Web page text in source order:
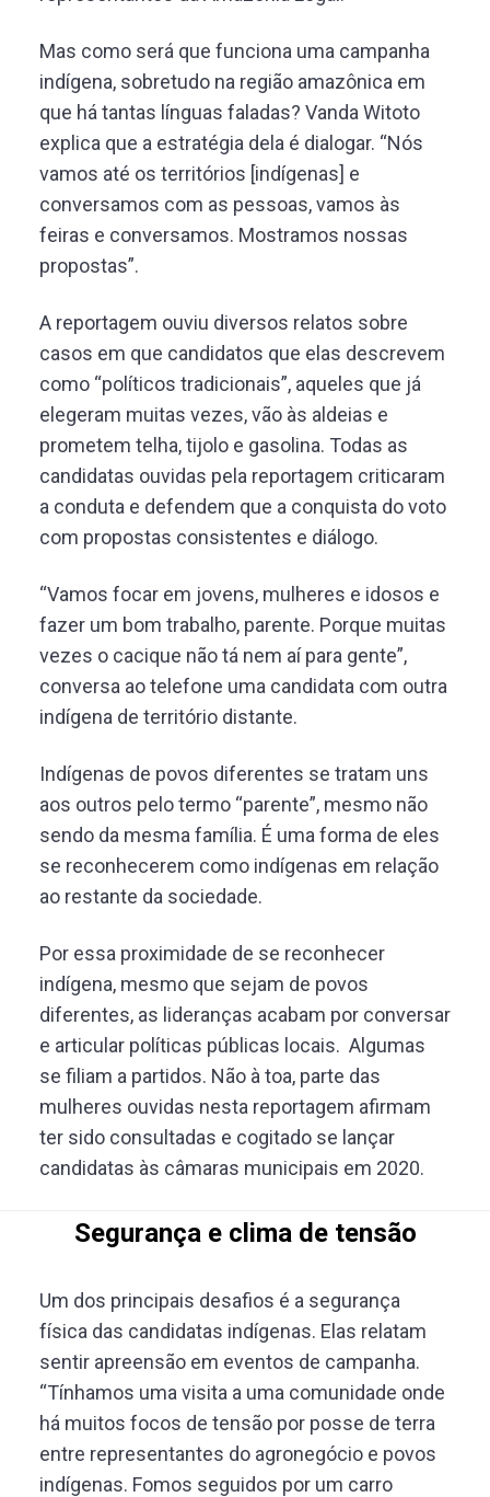
Mas como será que funciona uma campanha
indígena, sobretudo na região amazônica em
que há tantas línguas faladas? Vanda Witoto
explica que a estratégia dela é dialogar. “Nós
vamos até os territórios [indígenas] e
conversamos com as pessoas, vamos às
feiras e conversamos. Mostramos nossas
propostas”.
A reportagem ouviu diversos relatos sobre
casos em que candidatos que elas descrevem
como “políticos tradicionais”, aqueles que já
elegeram muitas vezes, vão às aldeias e
prometem telha, tijolo e gasolina. Todas as
candidatas ouvidas pela reportagem criticaram
a conduta e defendem que a conquista do voto
com propostas consistentes e diálogo.
“Vamos focar em jovens, mulheres e idosos e
fazer um bom trabalho, parente. Porque muitas
vezes o cacique não tá nem aí para gente”,
conversa ao telefone uma candidata com outra
indígena de território distante.
Indígenas de povos diferentes se tratam uns
aos outros pelo termo “parente”, mesmo não
sendo da mesma família. É uma forma de eles
se reconhecerem como indígenas em relação
ao restante da sociedade.
Por essa proximidade de se reconhecer
indígena, mesmo que sejam de povos
diferentes, as lideranças acabam por conversar
e articular políticas públicas locais. Algumas
se filiam a partidos. Não à toa, parte das
mulheres ouvidas nesta reportagem afirmam
ter sido consultadas e cogitado se lançar
candidatas às câmaras municipais em 2020.
Segurança e clima de tensão
Um dos principais desafios é a segurança
física das candidatas indígenas. Elas relatam
sentir apreensão em eventos de campanha.
“Tínhamos uma visita a uma comunidade onde
há muitos focos de tensão por posse de terra
entre representantes do agronegócio e povos
indígenas. Fomos seguidos por um carro